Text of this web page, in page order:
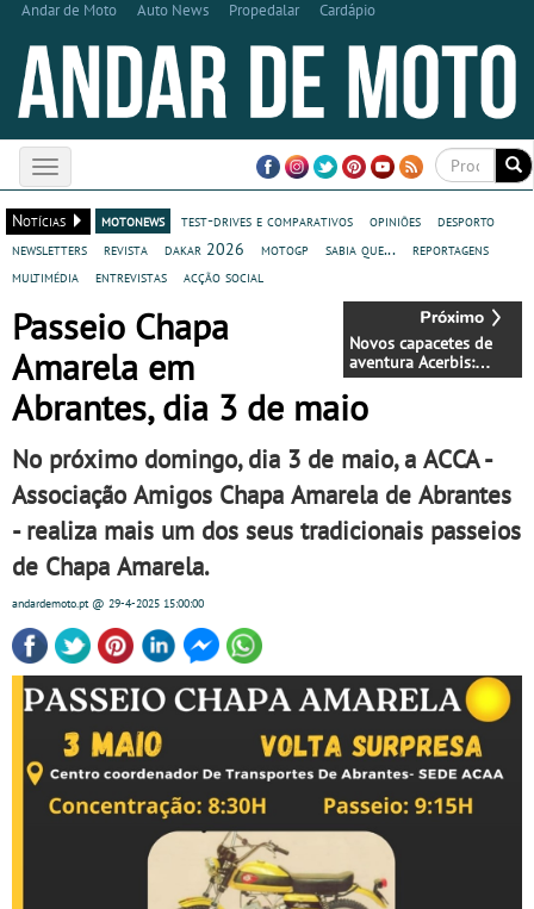
Andar de Moto Auto News Propedalar Cardápio
Toggle
navigation
Notícias
motonews test-drives e comparativos opiniões
desporto
newsletters
revista dakar 2026 motogp sabia que...
reportagens
multimédia
entrevistas acção social
Novos capacetes de
aventura Acerbis:
Assault e Attack
Passeio Chapa
Amarela em
Abrantes, dia 3 de maio
No próximo domingo, dia 3 de maio, a ACCA -
Associação Amigos Chapa Amarela de Abrantes
- realiza mais um dos seus tradicionais passeios
de Chapa Amarela.
andardemoto.pt@ 29-4-2025 15:00:00